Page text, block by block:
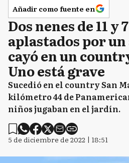
Añadir como fuente en
Dos nenes de 11 y
aplastados por
cayó en un
Uno está grave
Sucedió en el country San
kilómetro 44 de
niños jugaban en el jardín.
5 de diciembre de 2022 | 18:51